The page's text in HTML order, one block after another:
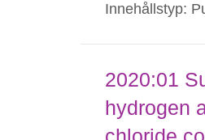
(NARNRA) as
Innehållstyp:
2020:01
hydrogen